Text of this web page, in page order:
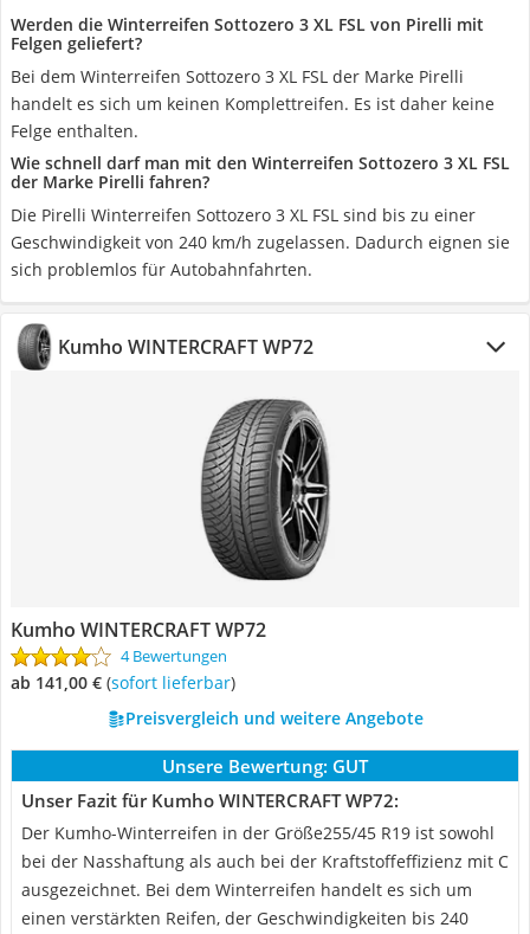
Werden die Winterreifen Sottozero 3 XL FSL von Pirelli mit
Felgen geliefert?
Bei dem Winterreifen Sottozero 3 XL FSL der Marke Pirelli
handelt es sich um keinen Komplettreifen. Es ist daher keine
Felge enthalten.
Wie schnell darf man mit den Winterreifen Sottozero 3 XL FSL
der Marke Pirelli fahren?
Die Pirelli Winterreifen Sottozero 3 XL FSL sind bis zu einer
Geschwindigkeit von 240 km/h zugelassen. Dadurch eignen sie
sich problemlos für Autobahnfahrten.
Kumho WINTERCRAFT WP72
Kumho WINTERCRAFT WP72
4 Bewertungen
ab 141,00 € ( Sofort lieferbar)
Preisvergleich und weitere Angebote
Unsere Bewertung: GUT
Unser Fazit für Kumho WINTERCRAFT WP72:
Der Kumho-Winterreifen in der Größe255/45 R19 ist sowohl
bei der Nasshaftung als auch bei der Kraftstoffeffizienz mit C
ausgezeichnet. Bei dem Winterreifen handelt es sich um
einen verstärkten Reifen, der Geschwindigkeiten bis 240